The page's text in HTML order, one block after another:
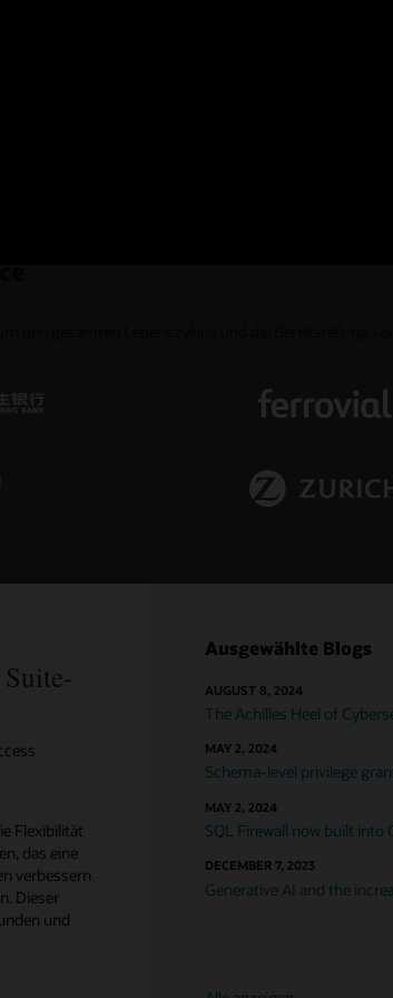
Endbenutzer dar, die auf ihren eigenen
Flexibilität
das eine
verbessern
Dieser
und
Ausgewählte Blogs
AUGUST 8, 2024
The Achilles Heel of
MAY 2, 2024
Schema-level privilege
MAY 2, 2024
SQL Firewall now built into
DECEMBER 7, 2023
Generative AI and the